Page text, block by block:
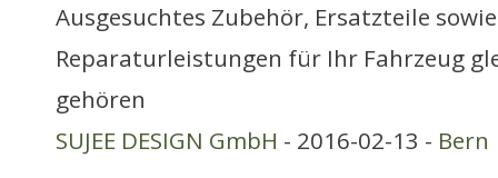
Ausgesuchtes Zubehör, Ersatzteile
Reparaturleistungen für Ihr Fahrzeug
gehören
SUJEE DESIGN GmbH - 2016-02-13 - Bern